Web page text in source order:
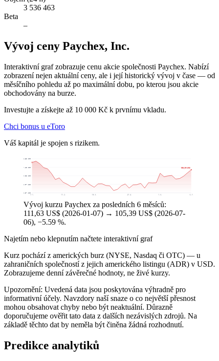
3 536 463
Beta
–
Vývoj ceny Paychex, Inc.
Interaktivní graf zobrazuje cenu akcie společnosti Paychex. Nabízí
zobrazení nejen aktuální ceny, ale i její historický vývoj v čase — od
měsíčního pohledu až po maximální dobu, po kterou jsou akcie
obchodovány na burze.
Investujte a získejte až 10 000 Kč k prvnímu vkladu.
Chci bonus u eToro
Váš kapitál je spojen s rizikem.
85,87 US$
93,07 US$
100,28 US$
107,48 US$
114,68 US$
7. 1. 11. 2. 18. 3. 27. 4. 1. 6. 6. 7.
105,39 US$
Vývoj kurzu Paychex za posledních 6 měsíců:
111,63 US$ (2026-01-07) → 105,39 US$ (2026-07-
06), −5.59 %.
Najetím nebo klepnutím načtete interaktivní graf
Kurz pochází z amerických burz (NYSE, Nasdaq či OTC) — u
zahraničních společností z jejich amerického listingu (ADR) v USD.
Zobrazujeme denní závěrečné hodnoty, ne živé kurzy.
Upozornění: Uvedená data jsou poskytována výhradně pro
informativní účely. Navzdory naší snaze o co největší přesnost
mohou obsahovat chyby nebo být neaktuální. Důrazně
doporučujeme ověřit tato data z dalších nezávislých zdrojů. Na
základě těchto dat by neměla být činěna žádná rozhodnutí.
Predikce analytiků